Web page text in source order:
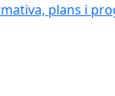
plans i